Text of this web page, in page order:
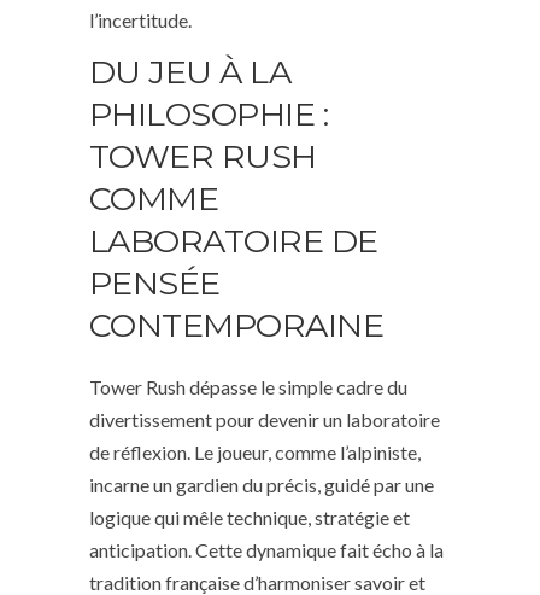
l’incertitude.
DU JEU À LA
PHILOSOPHIE :
TOWER RUSH
COMME
LABORATOIRE DE
PENSÉE
CONTEMPORAINE
Tower Rush dépasse le simple cadre du
divertissement pour devenir un laboratoire
de réflexion. Le joueur, comme l’alpiniste,
incarne un gardien du précis, guidé par une
logique qui mêle technique, stratégie et
anticipation. Cette dynamique fait écho à la
tradition française d’harmoniser savoir et